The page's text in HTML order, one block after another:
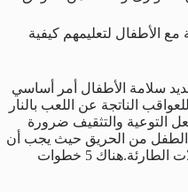
مع الأطفال لتعليمهم كيفية
سلامة الأطفال أمر أساسي
الناتجة عن اللعب بالنار
التوعية والتثقيف ضرورة
الطفل من الحريق حيث يجب أن
يتعلم الطفل كيفية التصرف في الحالات الطارئة.هناك 5 خطوات